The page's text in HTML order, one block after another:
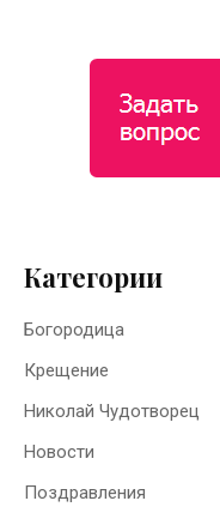
Категории
Богородица
Крещение
Николай Чудотворец
Новости
Поздравления